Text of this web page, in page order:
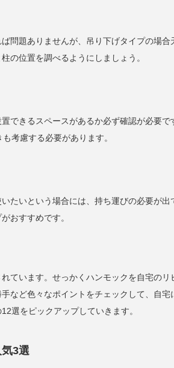
問題ありませんが、吊り下げタイプの場合
の位置を調べるようにしましょう。
できるスペースがあるか必ず確認が必要で
考慮する必要があります。
たいという場合には、持ち運びの必要が出
おすすめです。
ています。せっかくハンモックを自宅のリ
など色々なポイントをチェックして、自宅
選をピックアップしていきます。
3選